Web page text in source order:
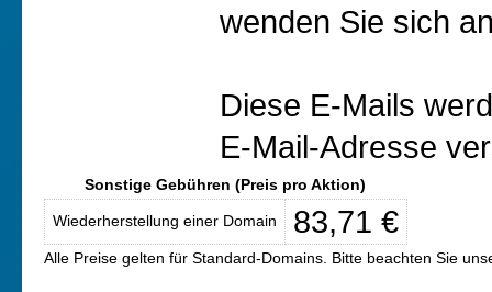
wenden Sie sich
Diese E-Mails
E-Mail-Adresse
Sonstige Gebühren (Preis pro Aktion)
Wiederherstellung einer Domain 83,71 €
Alle Preise gelten für Standard-Domains. Bitte beachten Sie